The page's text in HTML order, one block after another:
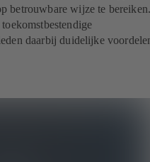
betrouwbare wijze te
daarbij duidelijke